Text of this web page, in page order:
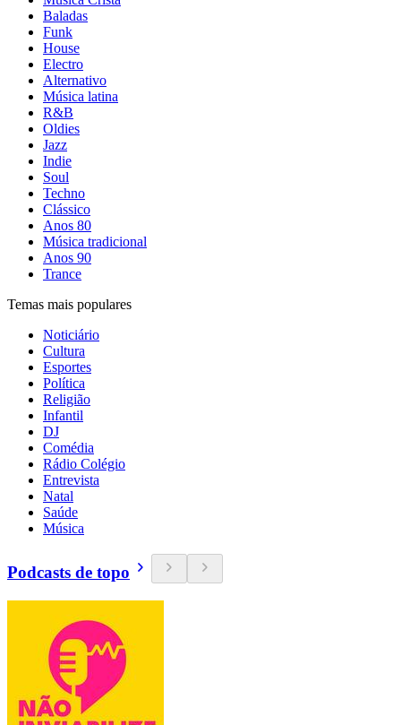
Baladas
Funk
House
Electro
Alternativo
Música latina
R&B
Oldies
Jazz
Indie
Soul
Techno
Clássico
Anos 80
Música tradicional
Anos 90
Trance
Temas mais populares
Noticiário
Cultura
Esportes
Política
Religião
Infantil
DJ
Comédia
Rádio Colégio
Entrevista
Natal
Saúde
Música
Podcasts de topo